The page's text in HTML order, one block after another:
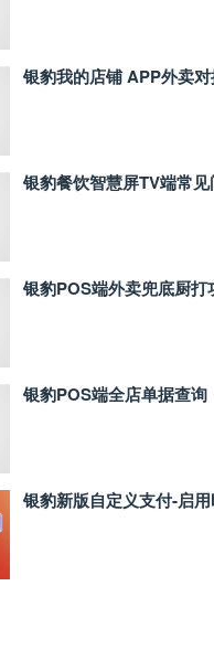
银豹我的店铺 APP外卖
银豹餐饮智慧屏TV端常
银豹POS端外卖兜底厨打
银豹POS端全店单据查询
银豹新版自定义支付‑启